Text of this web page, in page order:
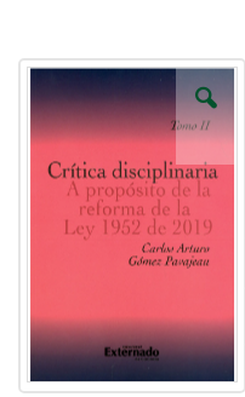
Skip
the
end
Skip
the
beginning